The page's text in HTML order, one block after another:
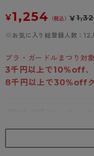
ソックス・靴下
- タンクトップ
- カップ付きイン
CLINICAL
ハイジュニ
お問い合わせにつ
¥1,254 （税込） ¥
お気に入り総登録人数：12
ブラ・ガードルまつり対
3千円以上で10%off
8千円以上で30%off
商品特徴①